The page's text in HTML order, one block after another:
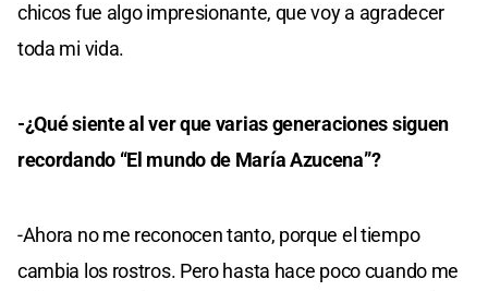
chicos fue algo impresionante, que voy a agradecer
toda mi vida.
-¿Qué siente al ver que varias generaciones siguen
recordando “El mundo de María Azucena”?
-Ahora no me reconocen tanto, porque el tiempo
cambia los rostros. Pero hasta hace poco cuando me